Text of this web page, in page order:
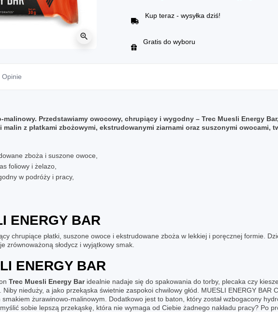
zoom_in
Kup teraz - wysyłka dziś!
Gratis do wyboru
Opinie
malinowy. Przedstawiamy owocowy, chrupiący i wygodny – Trec Muesli Energy
malin z płatkami zbożowymi, ekstrudowanymi ziarnami oraz suszonymi owocami,
zboża i suszone owoce,
foliowy i żelazo,
w podróży i pracy,
ENERGY BAR
chrupiące płatki, suszone owoce i ekstrudowane zboża w lekkiej i poręcznej formie.
zrównoważoną słodycz i wyjątkowy smak.
ENERGY BAR
Trec Muesli Energy Baridealnie nadaje się do spakowania do torby, plecaka czy
nieduży, a jako przekąska świetnie zaspokoi chwilowy głód. MUESLI ENERGY BAR
żurawinowo-malinowym. Dodatkowo jest to baton, który został wzbogacony
sobie lepszą przekąskę, która nie wymaga od Ciebie żadnego nakładu pracy? Po